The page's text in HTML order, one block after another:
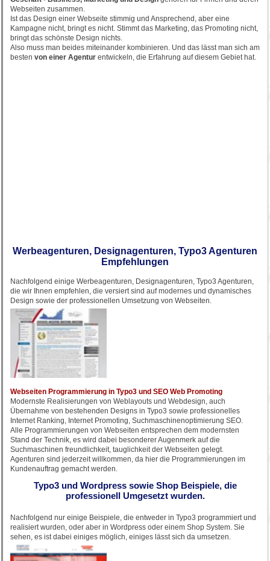
Webseiten zusammen.
Ist das Design einer Webseite stimmig und Ansprechend, aber eine
Kampagne nicht, bringt es nicht. Stimmt das Marketing, das Promoting nicht,
bringt das schönste Design nichts.
Also muss man beides miteinander kombinieren. Und das lässt man sich am
besten von einer Agentur entwickeln, die Erfahrung auf diesem Gebiet hat.
Werbeagenturen, Designagenturen, Typo3 Agenturen
Empfehlungen
Nachfolgend einige Werbeagenturen, Designagenturen, Typo3 Agenturen,
die wir Ihnen empfehlen, die versiert sind auf modernes und dynamisches
Design sowie der professionellen Umsetzung von Webseiten.
Webseiten Programmierung in Typo3 und SEO Web Promoting
Modernste Realisierungen von Weblayouts und Webdesign, auch
Übernahme von bestehenden Designs in Typo3 sowie professionelles
Internet Ranking, Internet Promoting, Suchmaschinenoptimierung SEO.
Alle Programmierungen von Webseiten entsprechen dem modernsten
Stand der Technik, es wird dabei besonderer Augenmerk auf die
Suchmaschinen freundlichkeit, tauglichkeit der Webseiten gelegt.
Agenturen sind jederzeit willkommen, da hier die Programmierungen im
Kundenauftrag gemacht werden.
Typo3 und Wordpress sowie Shop Beispiele, die
professionell Umgesetzt wurden.
Nachfolgend nur einige Beispiele, die entweder in Typo3 programmiert und
realisiert wurden, oder aber in Wordpress oder einem Shop System. Sie
sehen, es ist dabei einiges möglich, einiges lässt sich da umsetzen.